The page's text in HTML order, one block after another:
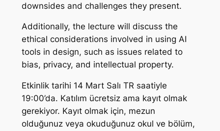
downsides and challenges they present.
Additionally, the lecture will discuss the
ethical considerations involved in using AI
tools in design, such as issues related to
bias, privacy, and intellectual property.
Etkinlik tarihi 14 Mart Salı TR saatiyle
19:00’da. Katılım ücretsiz ama kayıt olmak
gerekiyor. Kayıt olmak için, mezun
olduğunuz veya okuduğunuz okul ve bölüm,